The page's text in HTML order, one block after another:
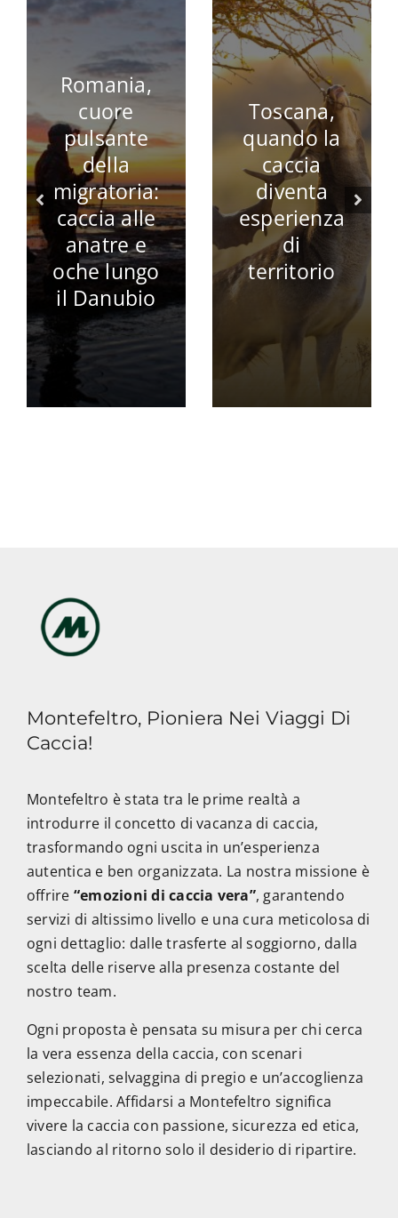
I Grandi
classici
della
cucina:
Lepre in
Salmì
La Caccia
alla Starna
in
Inghilterra
e Scozia:
Un’Eredità
da
Proteggere
Montefeltro, Pioniera Nei Viaggi Di
Caccia!
Montefeltro è stata tra le prime realtà a
introdurre il concetto di vacanza di caccia,
trasformando ogni uscita in un’esperienza
autentica e ben organizzata. La nostra missione è
offrire “emozioni di caccia vera”, garantendo
servizi di altissimo livello e una cura meticolosa di
ogni dettaglio: dalle trasferte al soggiorno, dalla
scelta delle riserve alla presenza costante del
nostro team.
Ogni proposta è pensata su misura per chi cerca
la vera essenza della caccia, con scenari
selezionati, selvaggina di pregio e un’accoglienza
impeccabile. Affidarsi a Montefeltro significa
vivere la caccia con passione, sicurezza ed etica,
lasciando al ritorno solo il desiderio di ripartire.